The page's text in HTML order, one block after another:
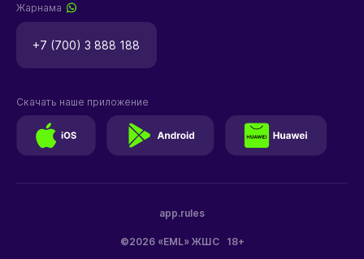
Жарнама
+7 (700) 3 888 188
©2026 «EML» ЖШС 18+
app.rules
Скачать наше приложение